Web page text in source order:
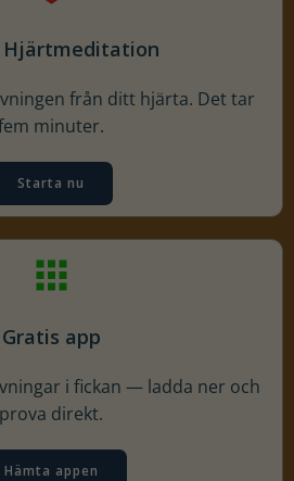
Hjärtmeditation
från ditt hjärta. Det tar
minuter.
Starta nu
Gratis app
i fickan — ladda ner och
prova direkt.
Hämta appen